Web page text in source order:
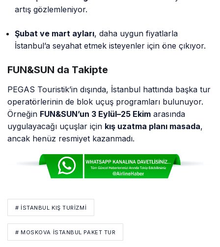
artış gözlemleniyor.
Şubat ve mart ayları, daha uygun fiyatlarla
İstanbul’a seyahat etmek isteyenler için öne çıkıyor.
FUN&SUN da Takipte
PEGAS Touristik’in dışında, İstanbul hattında başka tur
operatörlerinin de blok uçuş programları bulunuyor.
Örneğin FUN&SUN’un 3 Eylül–25 Ekim arasında
uygulayacağı uçuşlar için kış uzatma planı masada,
ancak henüz resmiyet kazanmadı.
# İSTANBUL KIŞ TURIZMI
# MOSKOVA İSTANBUL PAKET TUR